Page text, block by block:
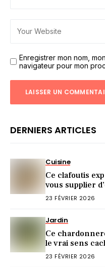
Enregistrer mon nom,
navigateur pour mon
DERNIERS ARTICLES
Cuisine
Ce clafoutis
vous supplier
23 FÉVRIER 2026
Jardin
Ce
le vrai sens
23 FÉVRIER 2026